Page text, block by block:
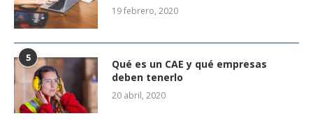
19 febrero, 2020
5
Qué es un CAE y qué empresas
deben tenerlo
20 abril, 2020